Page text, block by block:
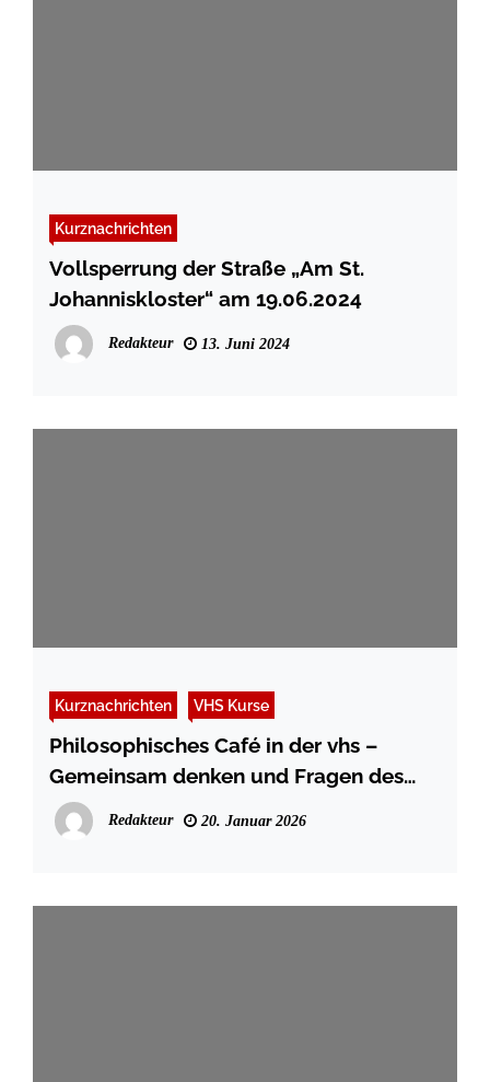
Kurznachrichten
Vollsperrung der Straße „Am St.
Johanniskloster“ am 19.06.2024
Redakteur 13. Juni 2024
Kurznachrichten VHS Kurse
Philosophisches Café in der vhs –
Gemeinsam denken und Fragen des
Lebens erkunden
Redakteur 20. Januar 2026